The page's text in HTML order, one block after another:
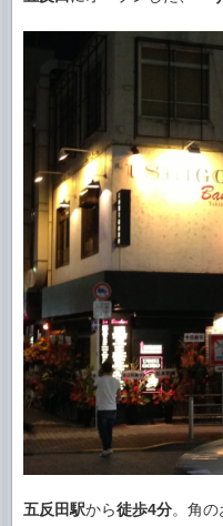
五反田駅から徒歩4分。角の